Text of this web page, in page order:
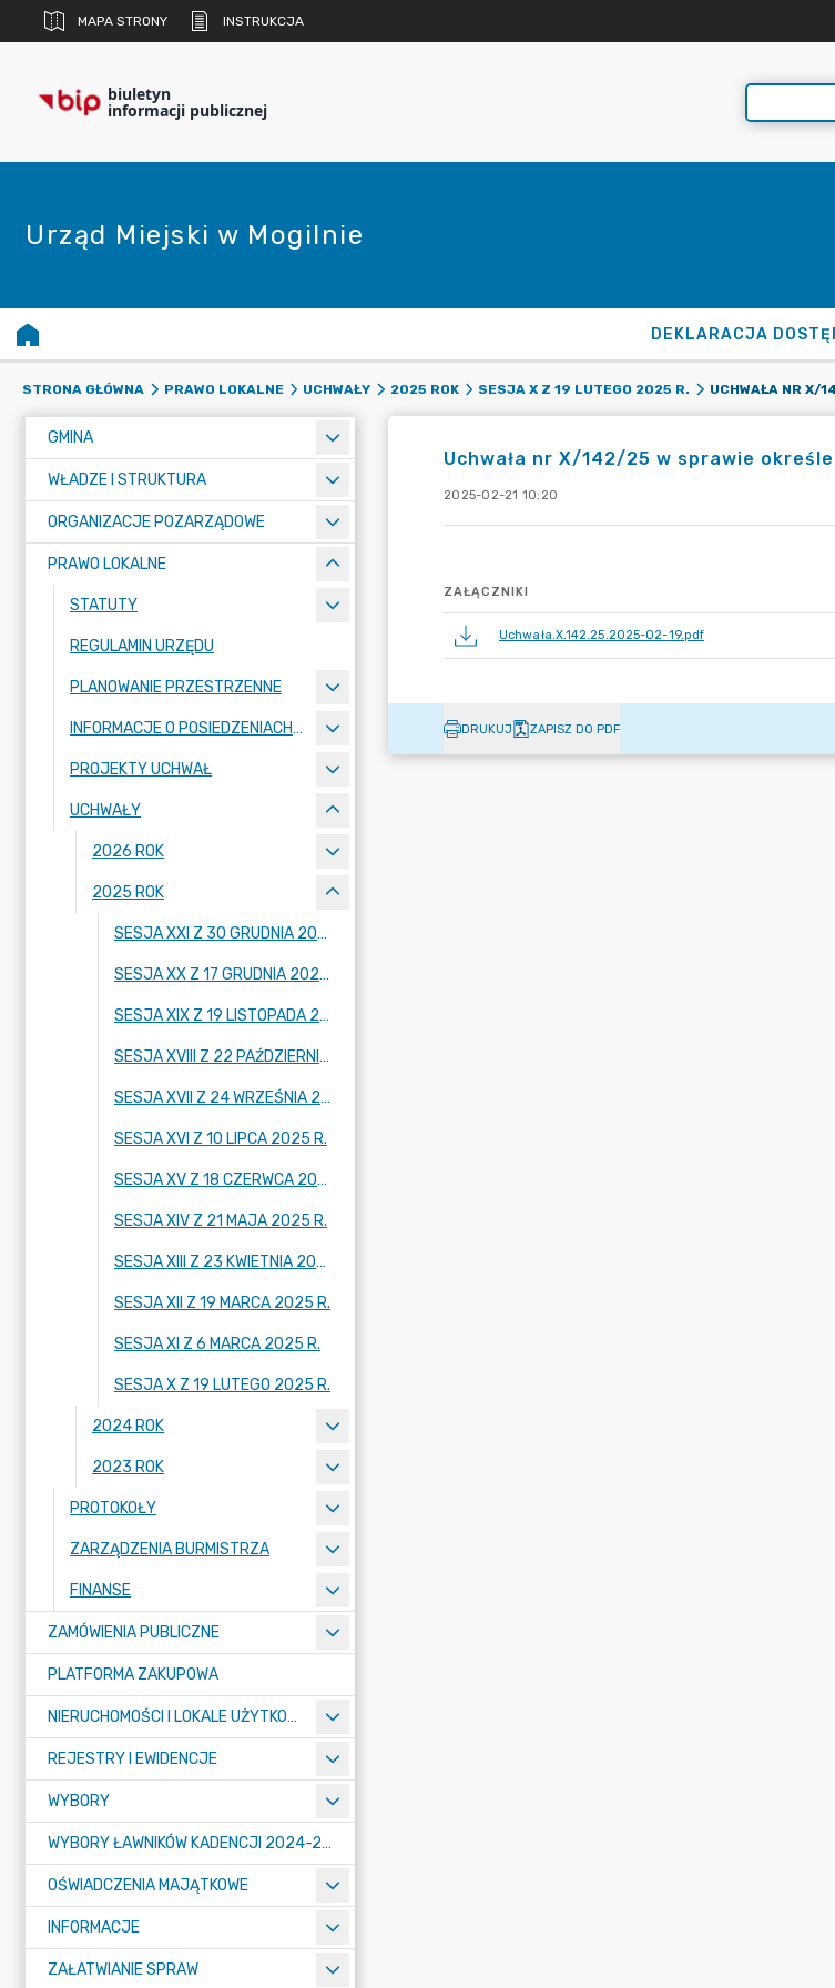
MAPA STRONY INSTRUKCJA
biuletyn
informacji publicznej
Urząd Miejski w Mogilnie
DEKLARACJA
STRONA GŁÓWNA PRAWO LOKALNE UCHWAŁY 2025 ROK SESJA X Z 19 LUTEGO 2025 R.
GMINA
WŁADZE I STRUKTURA
ORGANIZACJE POZARZĄDOWE
PRAWO LOKALNE
STATUTY
REGULAMIN URZĘDU
PLANOWANIE PRZESTRZENNE
INFORMACJE O POSIEDZENIACH KOMISJI
PROJEKTY UCHWAŁ
UCHWAŁY
2026 ROK
2025 ROK
SESJA XXI Z 30 GRUDNIA 2025 R.
SESJA XX Z 17 GRUDNIA 2025 R.
SESJA XIX Z 19 LISTOPADA 2025 R.
SESJA XVIII Z 22 PAŹDZIERNIKA 2025 R.
SESJA XVII Z 24 WRZEŚNIA 2025 R.
SESJA XVI Z 10 LIPCA 2025 R.
SESJA XV Z 18 CZERWCA 2025 R.
SESJA XIV Z 21 MAJA 2025 R.
SESJA XIII Z 23 KWIETNIA 2025 R.
SESJA XII Z 19 MARCA 2025 R.
SESJA XI Z 6 MARCA 2025 R.
SESJA X Z 19 LUTEGO 2025 R.
2024 ROK
2023 ROK
PROTOKOŁY
ZARZĄDZENIA BURMISTRZA
FINANSE
ZAMÓWIENIA PUBLICZNE
PLATFORMA ZAKUPOWA
NIERUCHOMOŚCI I LOKALE UŻYTKOWE
REJESTRY I EWIDENCJE
WYBORY
WYBORY ŁAWNIKÓW KADENCJI 2024-2027
OŚWIADCZENIA MAJĄTKOWE
INFORMACJE
ZAŁATWIANIE SPRAW
Uchwała nr X/142/25 w sprawie
2025-02-21 10:20
ZAŁĄCZNIKI
Uchwała.X.142.25.2025-02-19.pdf
DRUKUJ ZAPISZ DO PDF